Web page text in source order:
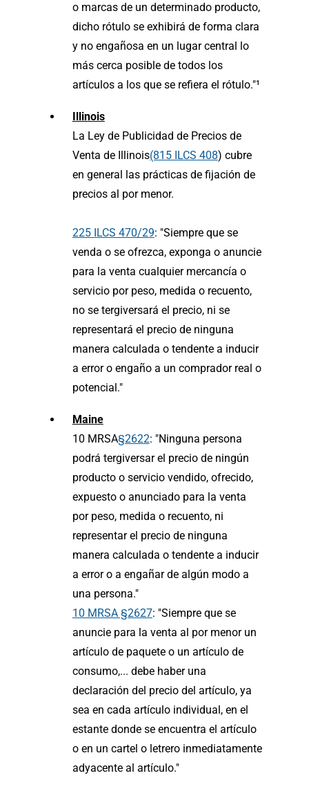
o marcas de un determinado producto,
dicho rótulo se exhibirá de forma clara
y no engañosa en un lugar central lo
más cerca posible de todos los
artículos a los que se refiera el rótulo."¹
Illinois
La Ley de Publicidad de Precios de
Venta de Illinois(815 ILCS 408) cubre
en general las prácticas de fijación de
precios al por menor.
225 ILCS 470/29: "Siempre que se
venda o se ofrezca, exponga o anuncie
para la venta cualquier mercancía o
servicio por peso, medida o recuento,
no se tergiversará el precio, ni se
representará el precio de ninguna
manera calculada o tendente a inducir
a error o engaño a un comprador real o
potencial."
Maine
10 MRSA§2622: "Ninguna persona
podrá tergiversar el precio de ningún
producto o servicio vendido, ofrecido,
expuesto o anunciado para la venta
por peso, medida o recuento, ni
representar el precio de ninguna
manera calculada o tendente a inducir
a error o a engañar de algún modo a
una persona."
10 MRSA §2627: "Siempre que se
anuncie para la venta al por menor un
artículo de paquete o un artículo de
consumo,... debe haber una
declaración del precio del artículo, ya
sea en cada artículo individual, en el
estante donde se encuentra el artículo
o en un cartel o letrero inmediatamente
adyacente al artículo."